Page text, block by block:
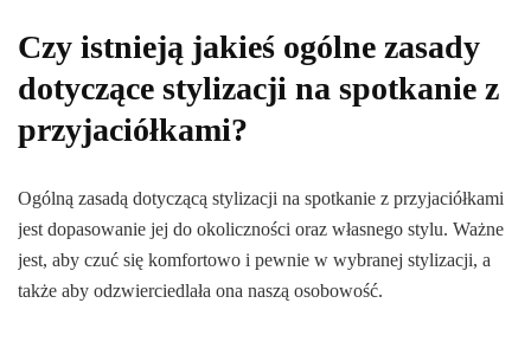
Czy istnieją jakieś ogólne zasady
dotyczące stylizacji na spotkanie z
przyjaciółkami?
Ogólną zasadą dotyczącą stylizacji na spotkanie z przyjaciółkami
jest dopasowanie jej do okoliczności oraz własnego stylu. Ważne
jest, aby czuć się komfortowo i pewnie w wybranej stylizacji, a
także aby odzwierciedlała ona naszą osobowość.